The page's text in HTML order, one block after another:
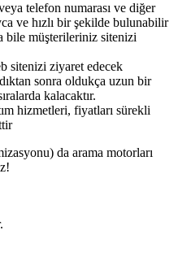
telefon numarası ve diğer
ve hızlı bir şekilde bulunabilir
bile müşterileriniz sitenizi
sitenizi ziyaret edecek
sonra oldukça uzun bir
kalacaktır.
hizmetleri, fiyatları sürekli
da arama motorları